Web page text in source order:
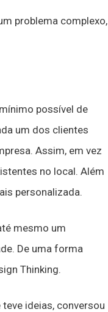
problema complexo,
possível de
um dos clientes
Assim, em vez
no local. Além
personalizada.
mesmo um
De uma forma
Thinking.
ideias, conversou